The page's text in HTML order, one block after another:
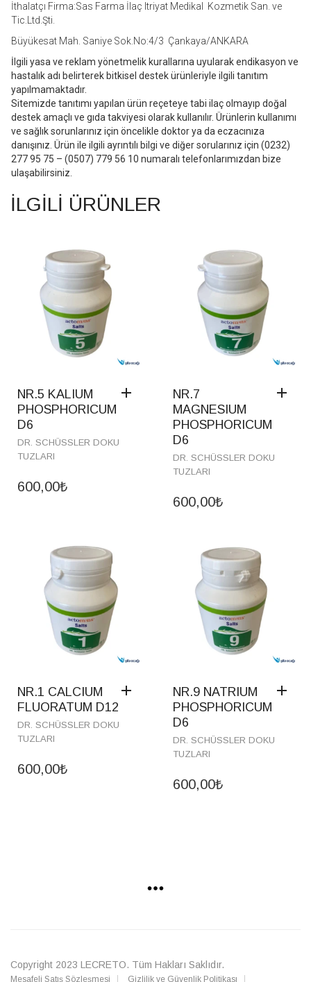
İthalatçı Firma:Sas Farma İlaç Itriyat Medikal Kozmetik San. ve
Tic.Ltd.Şti.
Büyükesat Mah. Saniye Sok.No:4/3 Çankaya/ANKARA
İlgili yasa ve reklam yönetmelik kurallarına uyularak endikasyon ve
hastalık adı belirterek bitkisel destek ürünleriyle ilgili tanıtım
yapılmamaktadır.
Sitemizde tanıtımı yapılan ürün reçeteye tabi ilaç olmayıp doğal
destek amaçlı ve gıda takviyesi olarak kullanılır. Ürünlerin kullanımı
ve sağlık sorunlarınız için öncelikle doktor ya da eczacınıza
danışınız. Ürün ile ilgili ayrıntılı bilgi ve diğer sorularınız için (0232)
277 95 75 – (0507) 779 56 10 numaralı telefonlarımızdan bize
ulaşabilirsiniz.
İLGILI ÜRÜNLER
NR.5 KALIUM
PHOSPHORICUM
D6
DR. SCHÜSSLER DOKU
TUZLARI
600,00₺
NR.7
MAGNESIUM
PHOSPHORICUM
D6
DR. SCHÜSSLER DOKU
TUZLARI
600,00₺
NR.1 CALCIUM
FLUORATUM D12
DR. SCHÜSSLER DOKU
TUZLARI
600,00₺
NR.9 NATRIUM
PHOSPHORICUM
D6
DR. SCHÜSSLER DOKU
TUZLARI
600,00₺
Copyright 2023 LECRETO. Tüm Hakları Saklıdır.
Mesafeli Satış Sözleşmesi Gizlilik ve Güvenlik Politikası